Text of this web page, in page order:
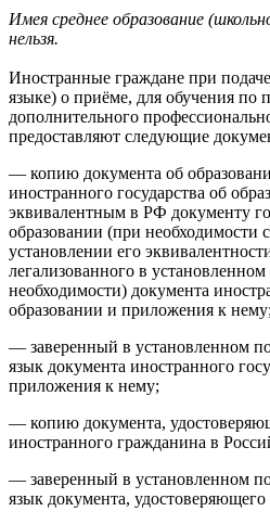
Имея среднее образование
нельзя.
Иностранные граждане при
языке) о приёме, для обучения по
дополнительного
предоставляют следующие
— копию документа об
иностранного государства об
эквивалентным в РФ документу
образовании (при необходимости
установлении его
легализованного в
необходимости) документа
образовании и приложения к нему;
— заверенный в установленном
язык документа иностранного
приложения к нему;
— копию документа,
иностранного гражданина в
— заверенный в установленном
язык документа,